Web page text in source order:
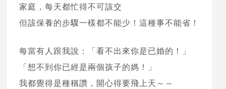
家庭，每天都忙得不可該交
但該保養的步驟一樣都不能少！這種事不能省！
每當有人跟我說：「看不出來你是已婚的！」
「想不到你已經是兩個孩子的媽！」
我都覺得是種稱讚，開心得要飛上天～～